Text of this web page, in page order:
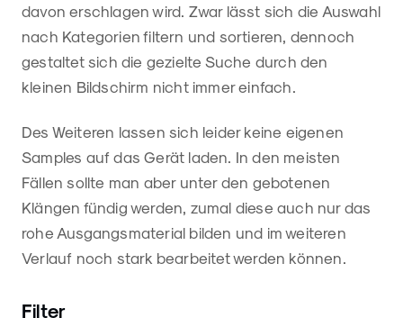
davon erschlagen wird. Zwar lässt sich die Auswahl
nach Kategorien filtern und sortieren, dennoch
gestaltet sich die gezielte Suche durch den
kleinen Bildschirm nicht immer einfach.
Des Weiteren lassen sich leider keine eigenen
Samples auf das Gerät laden. In den meisten
Fällen sollte man aber unter den gebotenen
Klängen fündig werden, zumal diese auch nur das
rohe Ausgangsmaterial bilden und im weiteren
Verlauf noch stark bearbeitet werden können.
Filter